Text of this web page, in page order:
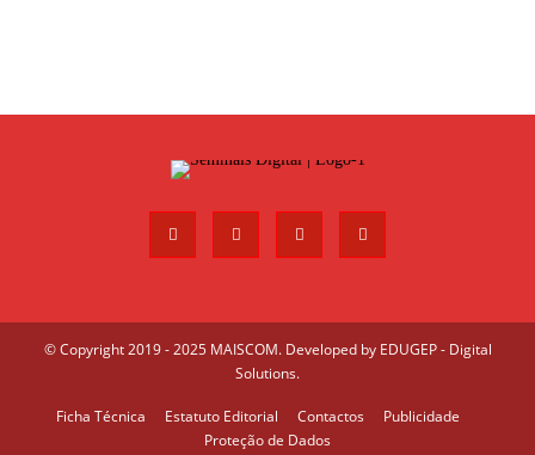
© Copyright 2019 - 2025 MAISCOM. Developed by EDUGEP - Digital
Solutions.
Ficha Técnica Estatuto Editorial Contactos
Publicidade
Proteção de Dados